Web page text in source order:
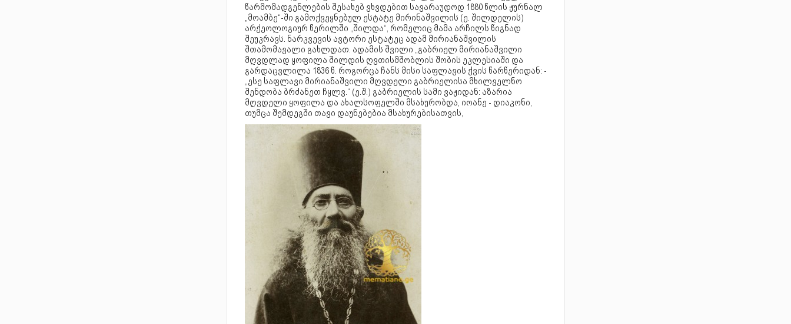
წარმომადგენლების შესახებ ვხვდებით სავარაუდოდ 1880 წლის ჟურნალ
„მოამბე“-ში გამოქვეყნებულ ესტატე მირინაშვილის (ე. შილდელის)
არქეოლოგიურ წერილში „შილდა“, რომელიც მამა არჩილს წიგნად
შეუკრავს. ნარკვევის ავტორი ესტატეც ადამ მირიანაშვილის
შთამომავალი გახლდათ. ადამის შვილი „გაბრიელ მირიანაშვილი
მღვდლად ყოფილა შილდის ღვთისმშობლის შობის ეკლესიაში და
გარდაცვლილა 1836 წ. როგორცა ჩანს მისი საფლავის ქვის წარწერიდან: -
„ესე საფლავი მირიანაშვილი მღვდელი გაბრიელისა მხილველნო
შენდობა ბრძანეთ ჩყლვ.“ (ე.შ.) გაბრიელის სამი ვაჟიდან: აზარია
მღვდელი ყოფილა და ახალსოფელში მსახურობდა, იოანე - დიაკონი,
თუმცა შემდეგში თავი დაუნებებია მსახურებისათვის,